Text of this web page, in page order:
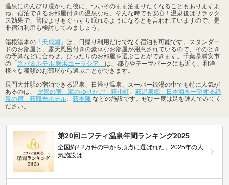
温泉にのんびり浸かった後に、ついそのまま泊まりたくなることもありますよ
ね。宿泊できるお部屋付きの温泉なら、そんな時でも安心！温泉後はリラック
ス効果で、普段よりもぐっすり眠れるようになるとも言われていますので、是
非宿泊利用も検討してみましょう。
箱根湯本の 「天成園」 は、日帰り利用だけでなく宿泊も可能です。スタンダー
ドのお部屋と、露天風呂付きの豪華なお部屋が用意されているので、そのとき
の予算などに合わせ、ぴったりのお部屋を選ぶことができます。千葉県浦安市
の「スパ＆ホテル 舞浜ユーラシア」 は、都心やテーマパークにも近く、和洋
様々な種類のお部屋から選ぶことができます。
長門大井駅の宿泊できる温泉、日帰り温泉、スーパー銭湯の中でも特に人気が
あるのは、 夕景の宿 海のゆりかご 萩小町、 萩温泉郷 日本海を一望する絶
景の宿 萩観光ホテル、 萩本陣 などの施設です。ぜひ一度は足を運んでみてく
ださい。
第20回ニフティ温泉年間ランキング2025
全国約2.2万件の中から頂点に選ばれた、2025年の人
気施設は…